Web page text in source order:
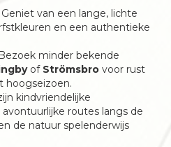
Geniet van een lange, lichte
en een authentieke
Bezoek minder bekende
of Strömsbro voor rust
hoogseizoen.
kindvriendelijke
routes langs de
de natuur spelenderwijs